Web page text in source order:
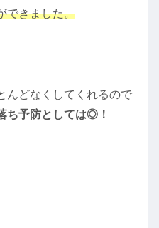
できました。
んどなくしてくれるので
ち予防としては◎！